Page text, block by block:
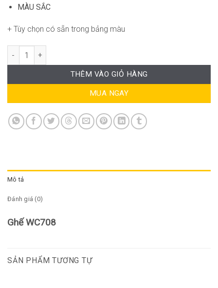
MÀU SẮC
+ Tùy chọn có sẵn trong bảng màu
Ghế RPB-WC708 số lượng
THÊM VÀO GIỎ HÀNG
MUA NGAY
Mô tả
Đánh giá (0)
Ghế WC708
SẢN PHẨM TƯƠNG TỰ